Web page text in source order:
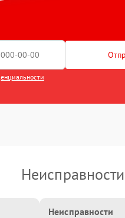
Неисправности